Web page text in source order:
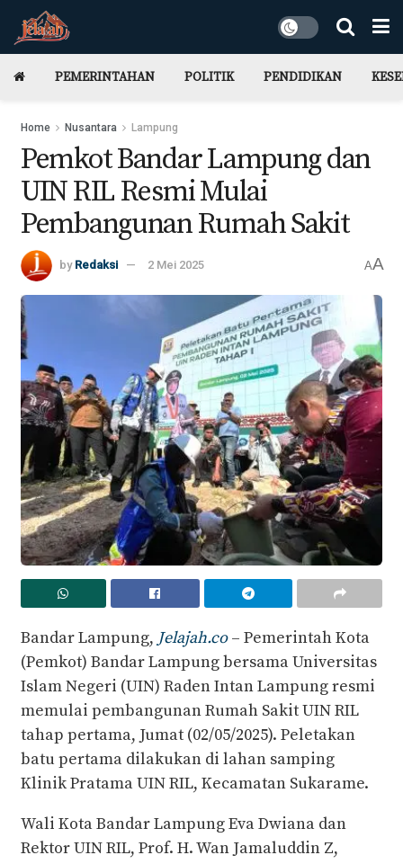
PEMERINTAHAN POLITIK PENDIDIKAN
Home Nusantara Lampung
Pemkot Bandar Lampung dan
UIN RIL Resmi Mulai
Pembangunan Rumah Sakit
by Redaksi 2 Mei 2025 AA
Bandar Lampung, Jelajah.co– Pemerintah Kota
(Pemkot) Bandar Lampung bersama Universitas
Islam Negeri (UIN) Raden Intan Lampung resmi
memulai pembangunan Rumah Sakit UIN RIL
tahap pertama, Jumat (02/05/2025). Peletakan
batu pertama dilakukan di lahan samping
Klinik Pratama UIN RIL, Kecamatan Sukarame.
Wali Kota Bandar Lampung Eva Dwiana dan
Rektor UIN RIL, Prof. H. Wan Jamaluddin Z,